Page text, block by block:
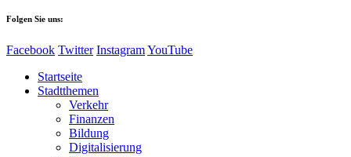
Folgen Sie uns:
Facebook Twitter InstagramYouTube
Startseite
Stadtthemen
Verkehr
Finanzen
Bildung
Digitalisierung